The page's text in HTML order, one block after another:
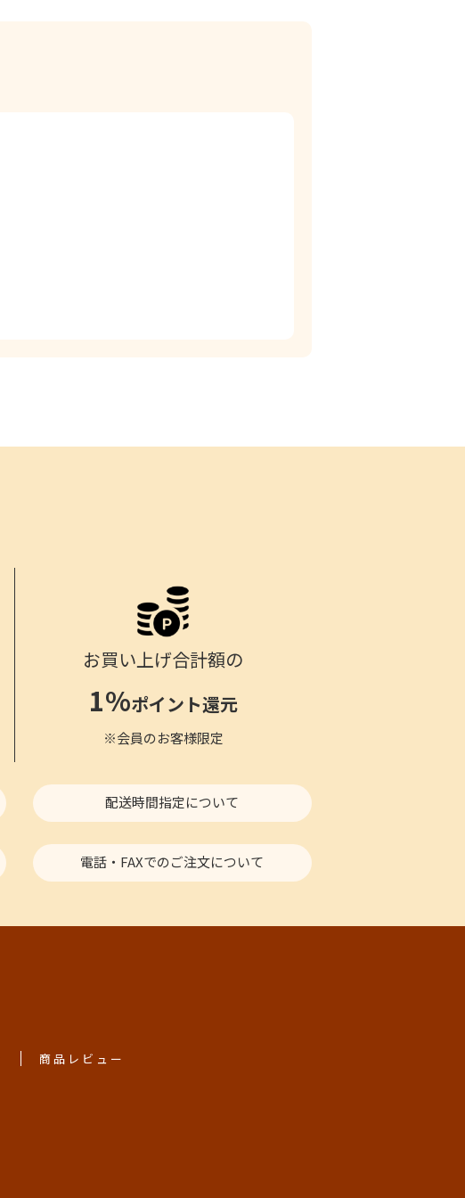
お買い上げ合計額の
1%ポイント還元
※会員のお客様限定
配送時間指定について
電話・FAXでのご注文について
商品レビュー